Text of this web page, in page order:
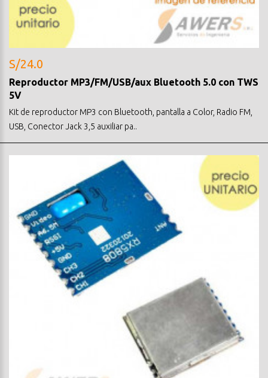
S/24.0
Reproductor MP3/FM/USB/aux Bluetooth 5.0 con TWS
5V
Kit de reproductor MP3 con Bluetooth, pantalla a Color, Radio FM,
USB, Conector Jack 3,5 auxiliar pa..